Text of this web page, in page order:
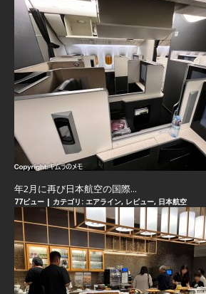
年2月に再び日本航空の国際...
77ビュー | カテゴリ: エアライン, レビュー, 日本航空